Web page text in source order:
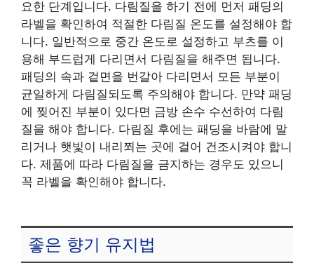
요한 단계입니다. 다림질을 하기 전에 먼저 패딩의
라벨을 확인하여 적절한 다림질 온도를 설정해야 합
니다. 일반적으로 중간 온도로 설정하고 부츠를 이
용해 부드럽게 다리면서 다림질을 해주면 됩니다.
패딩의 속과 겉면을 번갈아 다리면서 모든 부분이
균일하게 다림질되도록 주의해야 합니다. 만약 패딩
에 찢어진 부분이 있다면 금방 손수 수선하여 다림
질을 해야 합니다. 다림질 후에는 패딩을 바람에 말
리거나 햇빛이 내리쬐는 곳에 걸어 건조시켜야 합니
다. 제품에 따라 다림질을 금지하는 경우도 있으니
꼭 라벨을 확인해야 합니다.
좋은 향기 유지법